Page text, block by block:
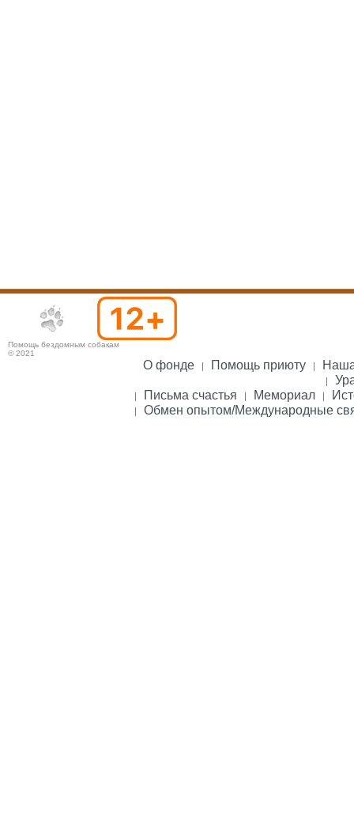
Помощь бездомным собакам
© 2021
О фонде Помощь приюту
Наша
Письма счастья
Мемориал
Обмен опытом/Международные